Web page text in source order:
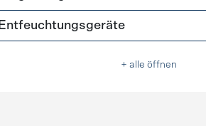
+ alle öffnen